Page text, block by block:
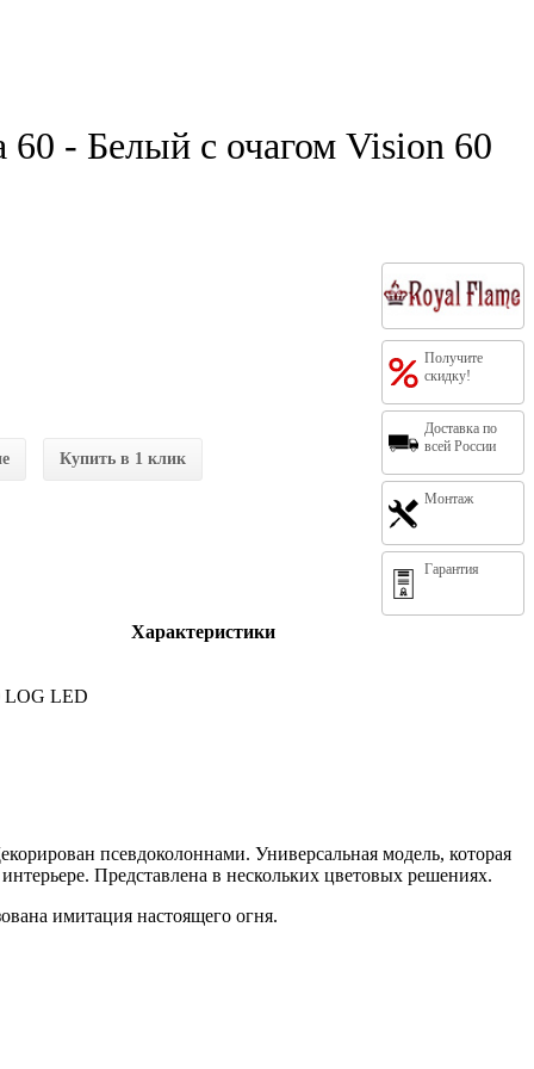
60 - Белый с очагом Vision 60
Получите
скидку!
Доставка по
всей России
Монтаж
Гарантия
Купить в 1 клик
Характеристики
LOG LED
псевдоколоннами. Универсальная модель, которая
Представлена в нескольких цветовых решениях.
имитация настоящего огня.